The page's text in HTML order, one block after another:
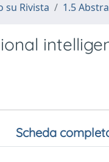
su Rivista 1.5
Scheda